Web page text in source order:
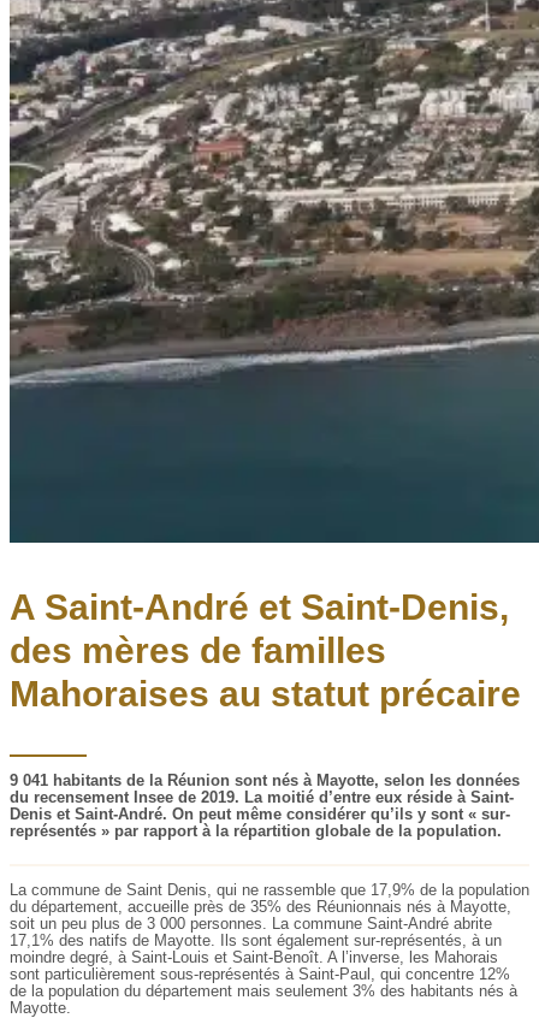
A Saint-André et Saint-Denis,
des mères de familles
Mahoraises au statut précaire
9 041 habitants de la Réunion sont nés à Mayotte, selon les données
du recensement Insee de 2019. La moitié d’entre eux réside à Saint-
Denis et Saint-André. On peut même considérer qu’ils y sont « sur-
représentés » par rapport à la répartition globale de la population.
La commune de Saint Denis, qui ne rassemble que 17,9% de la population
du département, accueille près de 35% des Réunionnais nés à Mayotte,
soit un peu plus de 3 000 personnes. La commune Saint-André abrite
17,1% des natifs de Mayotte. Ils sont également sur-représentés, à un
moindre degré, à Saint-Louis et Saint-Benoît. A l’inverse, les Mahorais
sont particulièrement sous-représentés à Saint-Paul, qui concentre 12%
de la population du département mais seulement 3% des habitants nés à
Mayotte.